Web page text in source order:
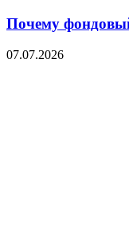
Почему
07.07.2026